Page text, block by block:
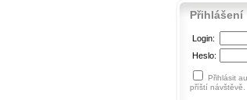
Přihlášení
Login:
Heslo:
Přihlásit
příští návštěvě.